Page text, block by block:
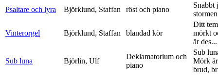
Psaltare och lyra Björklund, Staffan röst och piano
Snabbt
Vinterorgel Björklund, Staffan blandad kör
Ditt
mörkt
är des...
Sub luna Björlin, Ulf
Deklamatorium och
piano
Sub
Mörk
brud,